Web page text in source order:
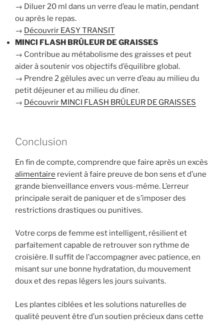
→ Diluer 20 ml dans un verre d’eau le matin, pendant
ou après le repas.
→ Découvrir EASY TRANSIT
MINCI FLASH BRÛLEUR DE GRAISSES
→ Contribue au métabolisme des graisses et peut
aider à soutenir vos objectifs d’équilibre global.
→ Prendre 2 gélules avec un verre d’eau au milieu du
petit déjeuner et au milieu du dîner.
→ Découvrir MINCI FLASH BRÛLEUR DE GRAISSES
Conclusion
En fin de compte, comprendre que faire après un excès
alimentaire revient à faire preuve de bon sens et d’une
grande bienveillance envers vous-même. L’erreur
principale serait de paniquer et de s’imposer des
restrictions drastiques ou punitives.
Votre corps de femme est intelligent, résilient et
parfaitement capable de retrouver son rythme de
croisière. Il suffit de l’accompagner avec patience, en
misant sur une bonne hydratation, du mouvement
doux et des repas légers les jours suivants.
Les plantes ciblées et les solutions naturelles de
qualité peuvent être d’un soutien précieux dans cette